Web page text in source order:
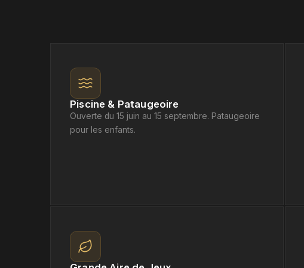
Piscine & Pataugeoire
Ouverte du 15 juin au 15 septembre. Pataugeoire
pour les enfants.